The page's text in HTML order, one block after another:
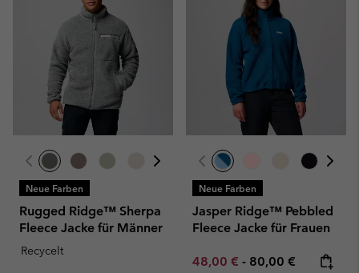
Neue Farben
Rugged Ridge™ Sherpa
Fleece Jacke für Männer
Recycelt
Neue Farben
Jasper Ridge™ Pebbled
Fleece Jacke für Frauen
Minimum sale price:
48,00 € - Maximum price:
80,00 €